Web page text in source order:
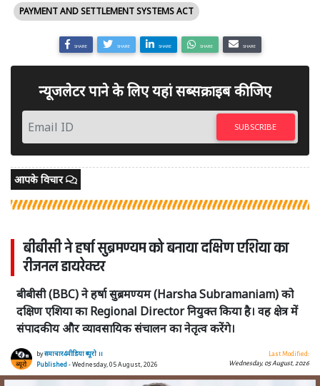
PAYMENT AND SETTLEMENT SYSTEMS ACT
SHARE SHARE SHARE SHARE SHARE
न्यूजलेटर पाने के लिए यहां सब्सक्राइब कीजिए
SUBSCRIBE
आपके विचार
बीबीसी ने हर्षा सुब्रमण्यम को बनाया दक्षिण एशिया का
रीजनल डायरेक्टर
बीबीसी (BBC) ने हर्षा सुब्रमण्यम (Harsha Subramaniam) को
दक्षिण एशिया का Regional Director नियुक्त किया है। वह क्षेत्र में
संपादकीय और व्यावसायिक संचालन का नेतृत्व करेंगे।
byसमाचार4मीडिया ब्यूरो ।।
Published- Wednesday, 05 August, 2026
Last Modified:
Wednesday, 05 August, 2026